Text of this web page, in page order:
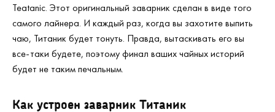
Teatanic. Этот оригинальный заварник сделан в виде того
самого лайнера. И каждый раз, когда вы захотите выпить
чаю, Титаник будет тонуть. Правда, вытаскивать его вы
все-таки будете, поэтому финал ваших чайных историй
будет не таким печальным.
Как устроен заварник Титаник